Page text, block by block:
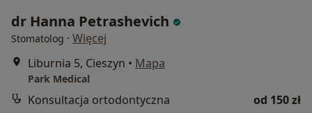
dr Hanna Petrashevich
Stomatolog · Więcej
Liburnia 5, Cieszyn • Mapa
Park Medical
Konsultacja ortodontyczna
od 150 zł